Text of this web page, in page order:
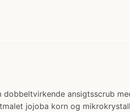
dobbeltvirkende ansigtsscrub
jojoba korn og